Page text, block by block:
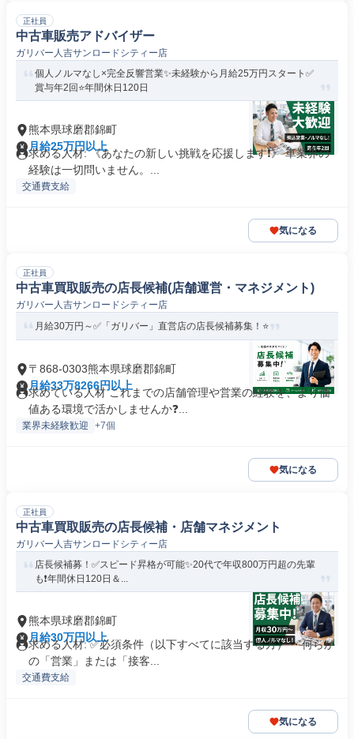
正社員
中古車販売アドバイザー
ガリバー人吉サンロードシティー店
個人ノルマなし×完全反響営業✨未経験から月給25万円スタート✅
賞与年2回⭐年間休日120日
熊本県球磨郡錦町
月給25万円以上
求める人材: 《あなたの新しい挑戦を応援します❗️》 車業界の
経験は一切問いません。...
交通費支給
気になる
正社員
中古車買取販売の店長候補(店舗運営・マネジメント)
ガリバー人吉サンロードシティー店
月給30万円～✅「ガリバー」直営店の店長候補募集！⭐
〒868-0303熊本県球磨郡錦町
月給33万8266円以上
求めている人材 これまでの店舗管理や営業の経験を、より価
値ある環境で活かしませんか❓️...
業界未経験歓迎 +7個
気になる
正社員
中古車買取販売の店長候補・店舗マネジメント
ガリバー人吉サンロードシティー店
店長候補募！✅️スピード昇格が可能✨20代で年収800万円超の先輩
も❗️年間休日120日＆...
熊本県球磨郡錦町
月給30万円以上
求める人材: ✅必須条件（以下すべてに該当する方） ・何らか
の「営業」または「接客...
交通費支給
気になる